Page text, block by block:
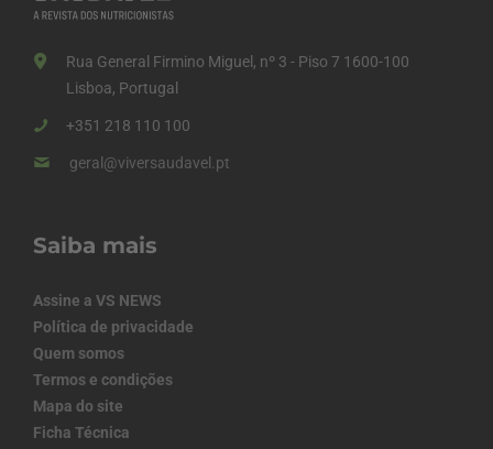
Rua General Firmino Miguel, nº 3 - Piso 7 1600-100
Lisboa, Portugal
+351 218 110 100
geral@viversaudavel.pt
Saiba mais
Assine a VS NEWS
Política de privacidade
Quem somos
Termos e condições
Mapa do site
Ficha Técnica